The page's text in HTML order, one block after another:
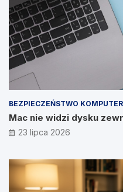
BEZPIECZEŃSTWO
Mac nie widzi dysku
23 lipca 2026